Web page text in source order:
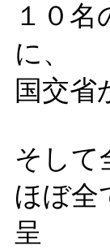
１０
に、
国交省
そして
ほぼ全
呈